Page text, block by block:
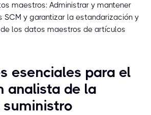
maestros: Administrar y mantener
SCM y garantizar la estandarización y
los datos maestros de artículos
esenciales para el
analista de la
suministro